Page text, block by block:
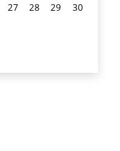
27 28 29
30